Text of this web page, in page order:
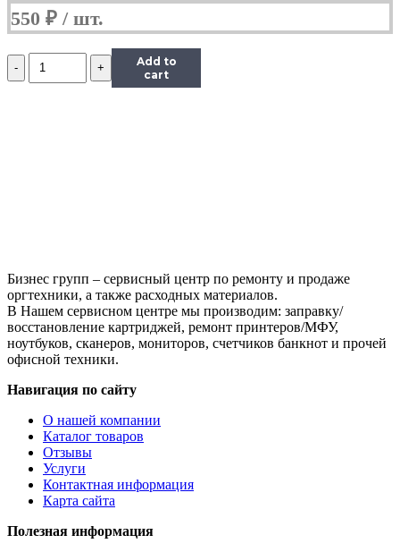
550 ₽
Количество
Чип
Add to
cart
Бизнес групп – сервисный центр по ремонту и продаже
оргтехники, а также расходных материалов.
В Нашем сервисном центре мы производим: заправку/
восстановление картриджей, ремонт принтеров/МФУ,
ноутбуков, сканеров, мониторов, счетчиков банкнот и прочей
офисной техники.
Навигация по сайту
О нашей компании
Каталог товаров
Отзывы
Услуги
Контактная информация
Карта сайта
Полезная информация